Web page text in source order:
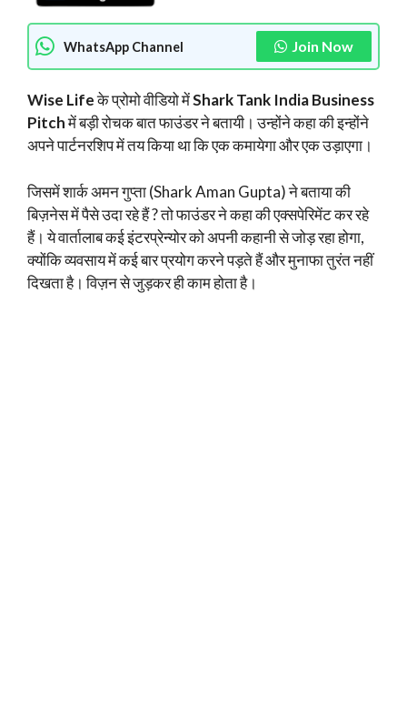
WhatsApp Channel Join Now
Wise Lifeके प्रोमो वीडियो मेंShark Tank India Business
Pitchमें बड़ी रोचक बात फाउंडर ने बतायी। उन्होंने कहा की इन्होंने
अपने पार्टनरशिप में तय किया था कि एक कमायेगा और एक उड़ाएगा।
जिसमें शार्क अमन गुप्ता (Shark Aman Gupta) ने बताया की
बिज़नेस में पैसे उदा रहे हैं ? तो फाउंडर ने कहा की एक्सपेरिमेंट कर रहे
हैं। ये वार्तालाब कई इंटरप्रेन्योर को अपनी कहानी से जोड़ रहा होगा,
क्योंकि व्यवसाय में कई बार प्रयोग करने पड़ते हैं और मुनाफा तुरंत नहीं
दिखता है। विज़न से जुड़कर ही काम होता है।